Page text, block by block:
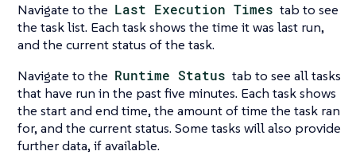
Navigate to the Last Execution Times tab to see
the task list. Each task shows the time it was last run,
and the current status of the task.
Navigate to the Runtime Status tab to see all tasks
that have run in the past five minutes. Each task shows
the start and end time, the amount of time the task ran
for, and the current status. Some tasks will also provide
further data, if available.